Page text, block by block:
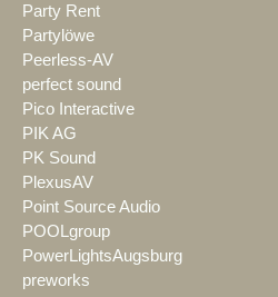
Party Rent
Partylöwe
Peerless-AV
perfect sound
Pico Interactive
PIK AG
PK Sound
PlexusAV
Point Source Audio
POOLgroup
PowerLightsAugsburg
preworks